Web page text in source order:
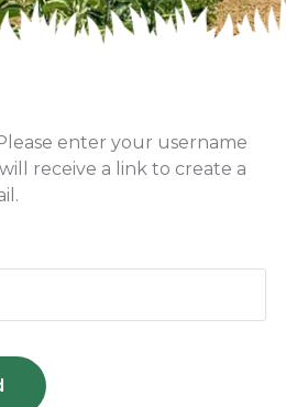
enter your username
receive a link to create a